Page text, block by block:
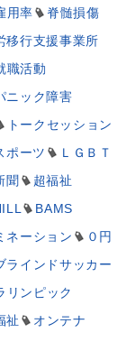
用率
脊髄損傷
移行支援事業所
職活動
ニック障害
トークセッション
ポーツ
ＬＧＢＴ
聞
超福祉
BAMS
ネーション
０円
ラインドサッカー
リンピック
祉
オンテナ